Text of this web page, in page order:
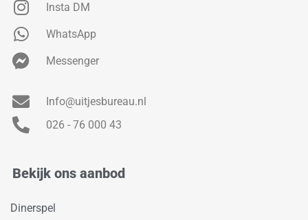
Insta DM
WhatsApp
Messenger
Info@uitjesbureau.nl
026 - 76 000 43
Bekijk ons aanbod
Dinerspel